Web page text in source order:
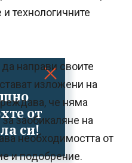
от
си!
технологичните
направи своите
изложени на
че няма
заобикаляне на
необходимостта от
и подобрение.